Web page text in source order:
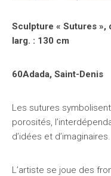
Sculpture « Sutures »,
larg. : 130 cm
60Adada, Saint-Denis
Les sutures
porosités,
d’idées et d’imaginaires.
L’artiste se joue des